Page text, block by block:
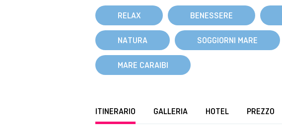
RELAX BENESSERE
NATURA SOGGIORNI MARE
MARE CARAIBI
ITINERARIO GALLERIA HOTEL PREZZO